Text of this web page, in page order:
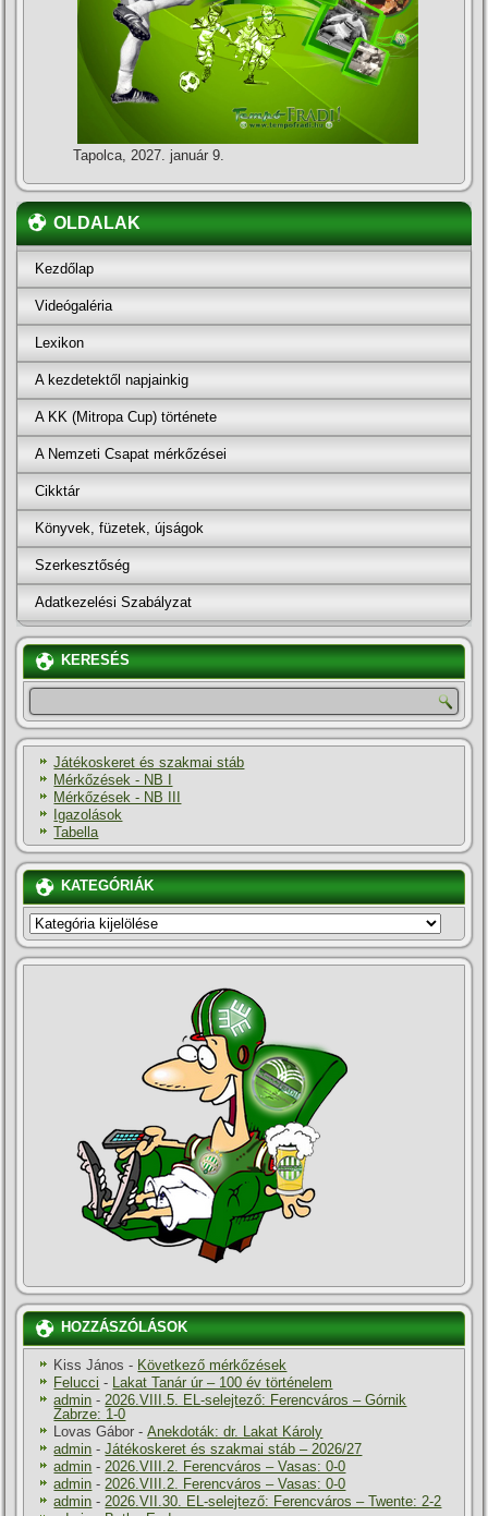
Tapolca, 2027. január 9.
OLDALAK
Kezdőlap
Videógaléria
Lexikon
A kezdetektől napjainkig
A KK (Mitropa Cup) története
A Nemzeti Csapat mérkőzései
Cikktár
Könyvek, füzetek, újságok
Szerkesztőség
Adatkezelési Szabályzat
KERESÉS
Játékoskeret és szakmai stáb
Mérkőzések - NB I
Mérkőzések - NB III
Igazolások
Tabella
KATEGÓRIÁK
KATEGÓRIÁK
HOZZÁSZÓLÁSOK
Kiss János - Következő mérkőzések
Felucci -
Lakat Tanár úr – 100 év történelem
admin - 2026.VIII.5. EL-selejtező: Ferencváros – Górnik
Zabrze: 1-0
Lovas Gábor -Anekdoták: dr. Lakat Károly
admin -Játékoskeret és szakmai stáb – 2026/27
admin - 2026.VIII.2. Ferencváros – Vasas: 0-0
admin - 2026.VIII.2. Ferencváros – Vasas: 0-0
admin - 2026.VII.30. EL-selejtező: Ferencváros – Twente: 2-2